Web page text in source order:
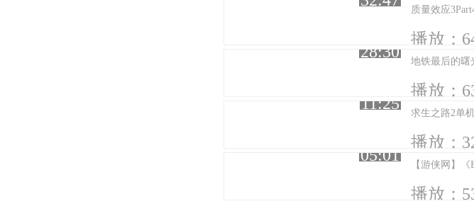
质量效应
播放：
28:30
地铁最后的曙
播放：
11:25
求生之路2单
播放：
05:01
【游侠网】
播放：